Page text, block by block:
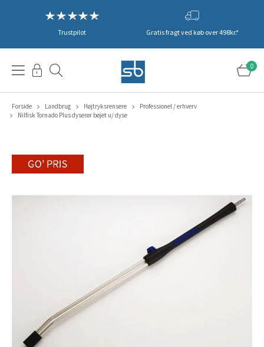
Trustpilot Gratis fragt ved køb over 498kr.*
0
Forside Landbrug Højtryksrensere
Professionel / erhverv
Nilfisk Tornado Plus dyserør bøjet u/ dyse